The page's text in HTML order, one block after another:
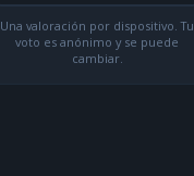
Una valoración por dispositivo. Tu
voto es anónimo y se puede
cambiar.